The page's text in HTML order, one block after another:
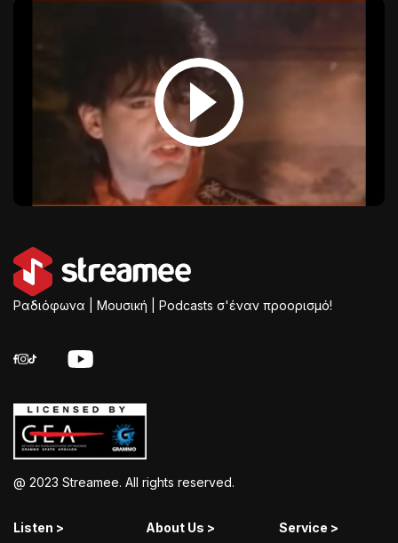
Ραδιόφωνα | Μουσική | Podcasts σ'έναν προορισμό!
@ 2023 Streamee. All rights reserved.
Listen > About Us > Service >